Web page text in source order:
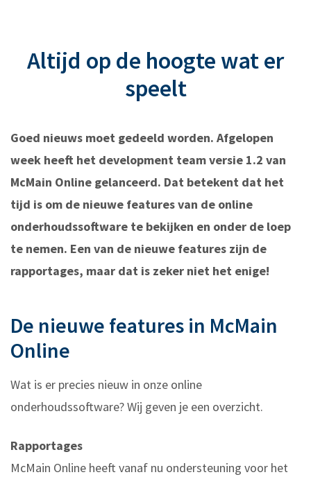
Altijd op de hoogte wat er
speelt
Goed nieuws moet gedeeld worden. Afgelopen
week heeft het development team versie 1.2 van
McMain Online gelanceerd. Dat betekent dat het
tijd is om de nieuwe features van de online
onderhoudssoftware te bekijken en onder de loep
te nemen. Een van de nieuwe features zijn de
rapportages, maar dat is zeker niet het enige!
De nieuwe features in McMain
Online
Wat is er precies nieuw in onze online
onderhoudssoftware? Wij geven je een overzicht.
Rapportages
McMain Online heeft vanaf nu ondersteuning voor het